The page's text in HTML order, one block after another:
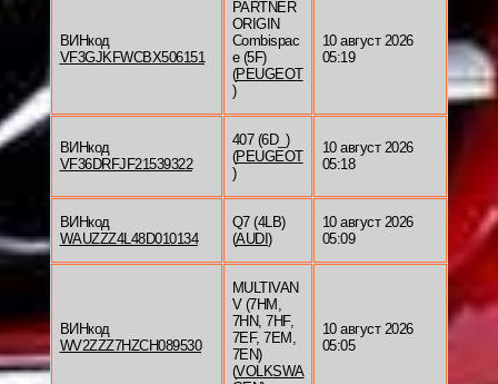
ВИНкод
VF3GJKFWCBX506151
PARTNER
ORIGIN
Combispac
e (5F)
(PEUGEOT
)
10 август 2026
05:19
ВИНкод
VF36DRFJF21539322
407 (6D_)
(PEUGEOT
)
10 август 2026
05:18
ВИНкод
WAUZZZ4L48D010134
Q7 (4LB)
(AUDI )
10 август 2026
05:09
ВИНкод
WV2ZZZ7HZCH089530
MULTIVAN
V (7HM,
7HN, 7HF,
7EF, 7EM,
7EN)
(VOLKSWA
10 август 2026
05:05